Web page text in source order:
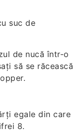
de nucă într-o
să se răcească
egale din care
8.